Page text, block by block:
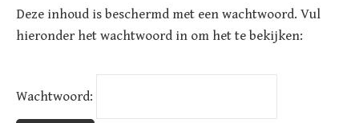
Deze inhoud is beschermd met een wachtwoord. Vul
hieronder het wachtwoord in om het te bekijken:
Wachtwoord: